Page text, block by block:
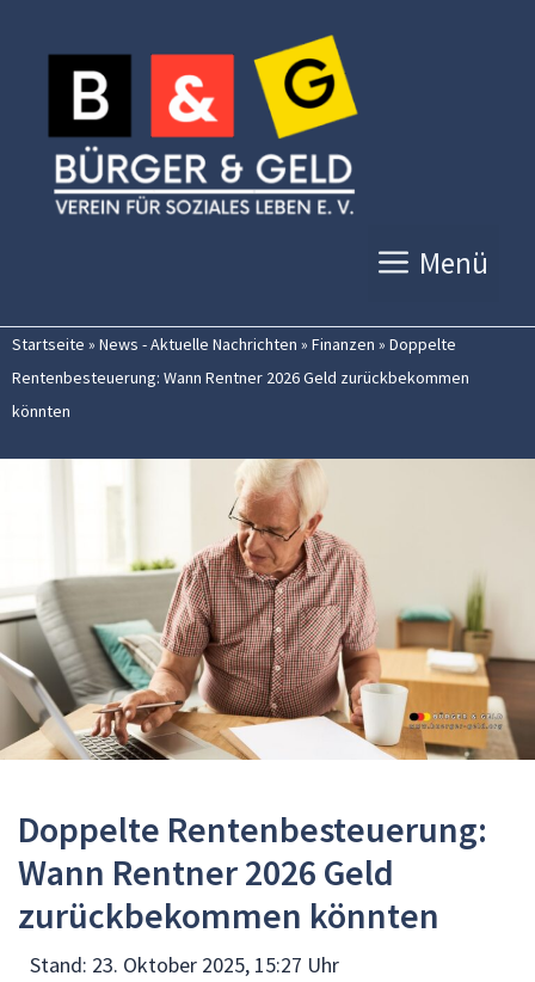
Inhalt
springen
Menü
Startseite » News - Aktuelle Nachrichten » Finanzen » Doppelte
Rentenbesteuerung: Wann Rentner 2026 Geld zurückbekommen
könnten
Doppelte Rentenbesteuerung:
Wann Rentner 2026 Geld
zurückbekommen könnten
Stand: 23. Oktober 2025, 15:27 Uhr